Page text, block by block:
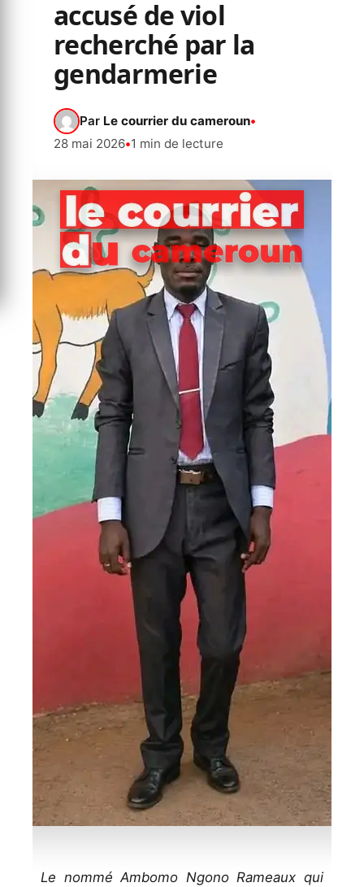
accusé de viol
recherché par la
gendarmerie
Par Le courrier du cameroun•
28 mai 2026•1 min de lecture
Le nommé Ambomo Ngono Rameaux qui